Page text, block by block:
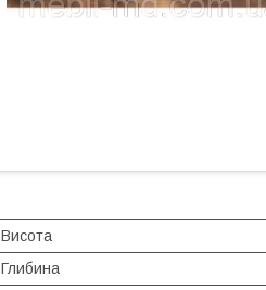
Висота
Глибина